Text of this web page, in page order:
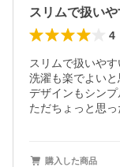
4
スリムで扱いやす
洗濯も楽でよいと
デザインもシンプ
ただちょっと思
購入した商品